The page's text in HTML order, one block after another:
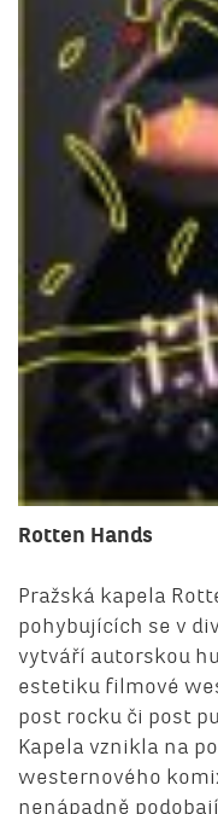
Rotten Hands
Pražská kapela
pohybujících se v
vytváří autorskou
estetiku filmové
post rocku či post
Kapela vznikla na
westernového
nenápadně